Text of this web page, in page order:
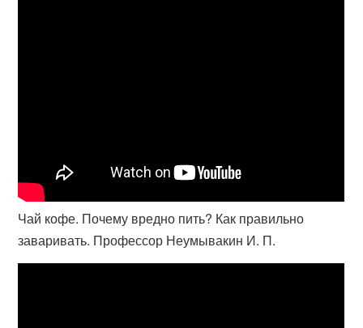
Чай кофе. Почему вредно пить? Как правильно
заваривать. Профессор Неумывакин И. П.